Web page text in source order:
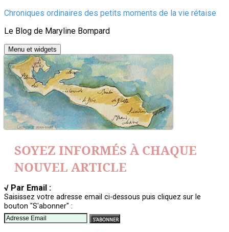
Aller
contenu
Chroniques ordinaires des petits moments de la vie rétaise
Le Blog de Maryline Bompard
Menu et widgets
SOYEZ INFORMÉS À CHAQUE
NOUVEL ARTICLE
√ Par Email :
Saisissez votre adresse email ci-dessous puis cliquez sur le
bouton "S'abonner" :